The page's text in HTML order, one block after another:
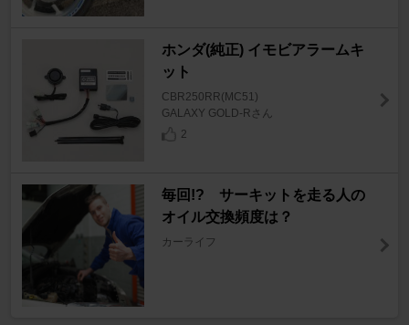
ホンダ(純正) イモビアラームキ
ット
CBR250RR(MC51)
GALAXY GOLD-Rさん
2
毎回!? サーキットを走る人の
オイル交換頻度は？
カーライフ